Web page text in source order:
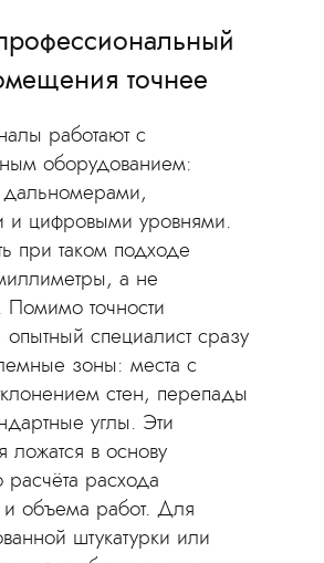
точнее
работают с
оборудованием:
и цифровыми уровнями.
при таком подходе
а не
Помимо точности
специалист сразу
зоны: места с
стен, перепады
углы. Эти
в основу
расчёта расхода
и объема работ. Для
штукатурки или